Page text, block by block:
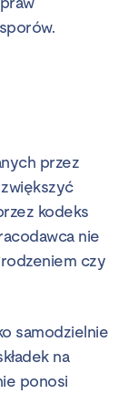
przez
kodeks
nie
czy
samodzielnie
na
ponosi